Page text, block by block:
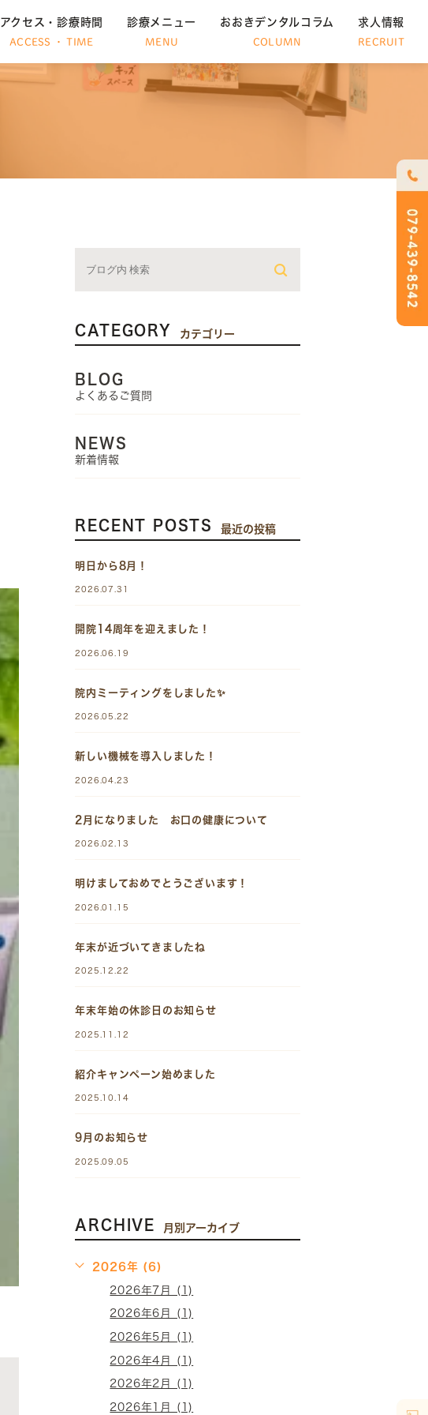
アクセス・診療時間
ACCESS ・ TIME
診療メニュー
MENU
おおきデンタルコラム
COLUMN
求人情報
RECRUIT
CATEGORY カテゴリー
BLOG
よくあるご質問
NEWS
新着情報
RECENT POSTS 最近の投稿
明日から8月！
2026.07.31
開院14周年を迎えました！
2026.06.19
院内ミーティングをしました✨
2026.05.22
新しい機械を導入しました！
2026.04.23
2月になりました お口の健康について
2026.02.13
明けましておめでとうございます！
2026.01.15
年末が近づいてきましたね
2025.12.22
年末年始の休診日のお知らせ
2025.11.12
紹介キャンペーン始めました
2025.10.14
9月のお知らせ
2025.09.05
ARCHIVE 月別アーカイブ
2026年 (6)
2026年7月 (1)
2026年6月 (1)
2026年5月 (1)
2026年4月 (1)
2026年2月 (1)
2026年1月 (1)